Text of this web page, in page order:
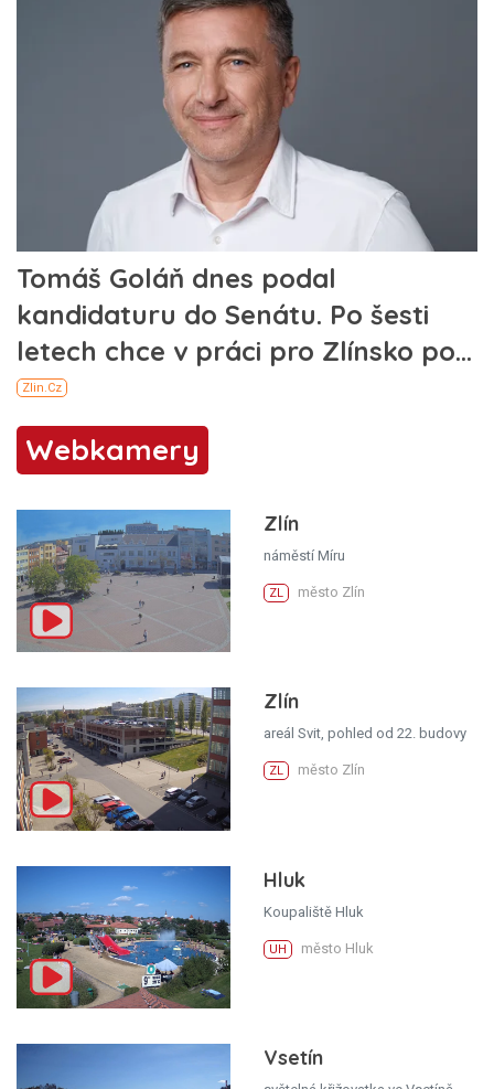
Webkamery
Zlín
náměstí Míru
ZL město Zlín
Zlín
areál Svit, pohled od 22. budovy
ZL město Zlín
Hluk
Koupaliště Hluk
UH město Hluk
Vsetín